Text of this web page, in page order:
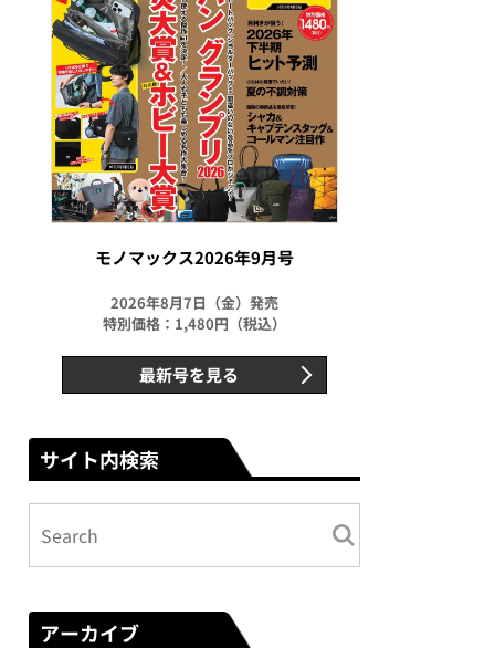
モノマックス2026年9月号
2026年8月7日（金）発売
特別価格：1,480円（税込）
最新号を見る
サイト内検索
アーカイブ